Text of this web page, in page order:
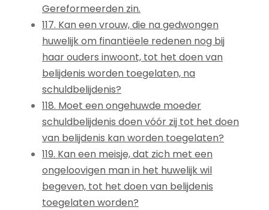
Gereformeerden zin.
117. Kan een vrouw, die na gedwongen
huwelijk om finantiëele redenen nog bij
haar ouders inwoont, tot het doen van
belijdenis worden toegelaten, na
schuldbelijdenis?
118. Moet een ongehuwde moeder
schuldbelijdenis doen vóór zij tot het doen
van belijdenis kan worden toegelaten?
119. Kan een meisje, dat zich met een
ongeloovigen man in het huwelijk wil
begeven, tot het doen van belijdenis
toegelaten worden?